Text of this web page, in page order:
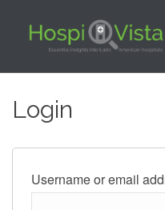
Login
Username or email